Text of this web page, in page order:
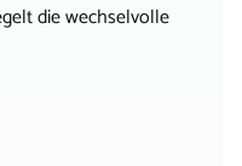
die wechselvolle